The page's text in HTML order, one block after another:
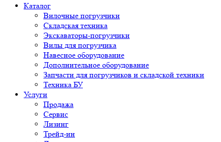
Каталог
Вилочные погрузчики
Складская техника
Экскаваторы-погрузчики
Вилы для погрузчика
Навесное оборудование
Дополнительное оборудование
Запчасти для погрузчиков и складской техники
Техника БУ
Услуги
Продажа
Сервис
Лизинг
Трейд-ин